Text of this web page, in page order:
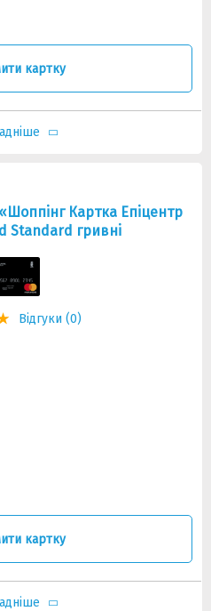
картку
Картка Епiцентр
Standard гривнi
Відгуки (0)
картку